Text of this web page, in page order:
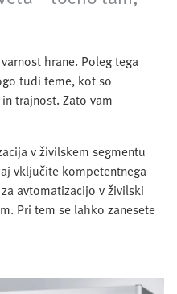
hrane. Poleg tega
tudi teme, kot so
trajnost. Zato vam
v živilskem segmentu
vključite kompetentnega
avtomatizacijo v živilski
Pri tem se lahko zanesete